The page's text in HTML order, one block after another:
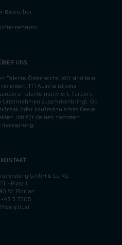
Bewerber
ÜBER UNS
Talente Österreichs. Wir sind kein
TTI Austria ist eine
Talente motiviert, fordert,
zusammenbringt. Ob
oder kaufmännisches Genie,
Job für deinen nächsten
KONTAKT
GmbH & Co KG
TTI-Platz 1
St. Florian
+43 5 7505